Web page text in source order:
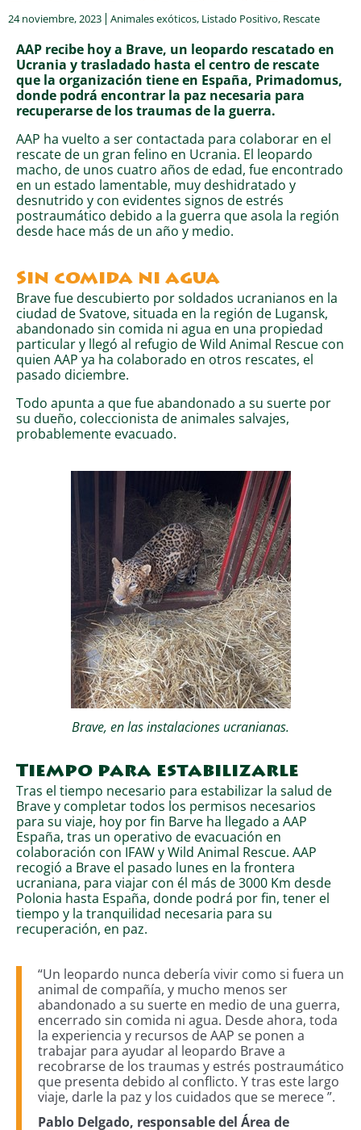
24 noviembre, 2023 Animales exóticos, Listado Positivo, Rescate
AAP recibe hoy a Brave, un leopardo rescatado en
Ucrania y trasladado hasta el centro de rescate
que la organización tiene en España, Primadomus,
donde podrá encontrar la paz necesaria para
recuperarse de los traumas de la guerra.
AAP ha vuelto a ser contactada para colaborar en el
rescate de un gran felino en Ucrania. El leopardo
macho, de unos cuatro años de edad, fue encontrado
en un estado lamentable, muy deshidratado y
desnutrido y con evidentes signos de estrés
postraumático debido a la guerra que asola la región
desde hace más de un año y medio.
Sin comida ni agua
Brave fue descubierto por soldados ucranianos en la
ciudad de Svatove, situada en la región de Lugansk,
abandonado sin comida ni agua en una propiedad
particular y llegó al refugio de Wild Animal Rescue con
quien AAP ya ha colaborado en otros rescates, el
pasado diciembre.
Todo apunta a que fue abandonado a su suerte por
su dueño, coleccionista de animales salvajes,
probablemente evacuado.
Brave, en las instalaciones ucranianas.
Tiempo para estabilizarle
Tras el tiempo necesario para estabilizar la salud de
Brave y completar todos los permisos necesarios
para su viaje, hoy por fin Barve ha llegado a AAP
España, tras un operativo de evacuación en
colaboración con IFAW y Wild Animal Rescue. AAP
recogió a Brave el pasado lunes en la frontera
ucraniana, para viajar con él más de 3000 Km desde
Polonia hasta España, donde podrá por fin, tener el
tiempo y la tranquilidad necesaria para su
recuperación, en paz.
“Un leopardo nunca debería vivir como si fuera un
animal de compañía, y mucho menos ser
abandonado a su suerte en medio de una guerra,
encerrado sin comida ni agua. Desde ahora, toda
la experiencia y recursos de AAP se ponen a
trabajar para ayudar al leopardo Brave a
recobrarse de los traumas y estrés postraumático
que presenta debido al conflicto. Y tras este largo
viaje, darle la paz y los cuidados que se merece ”.
Pablo Delgado, responsable del Área de